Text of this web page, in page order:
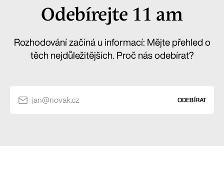
Odebírejte 11 am
Rozhodování začíná u informací: Mějte přehled o
těch nejdůležitějších. Proč nás odebírat?
jan@novak.cz ODEBÍRAT